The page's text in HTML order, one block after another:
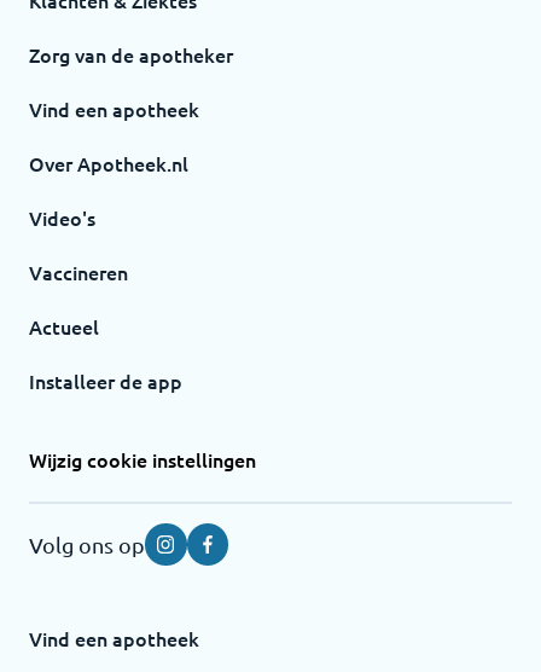
Zorg van de apotheker
Vind een apotheek
Over Apotheek.nl
Video's
Vaccineren
Actueel
Installeer de app
Wijzig cookie instellingen
Volg ons op InstagramFacebook
Vind een apotheek